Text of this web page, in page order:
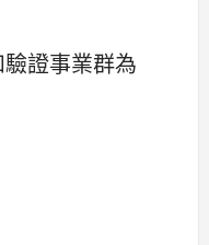
證事業群為